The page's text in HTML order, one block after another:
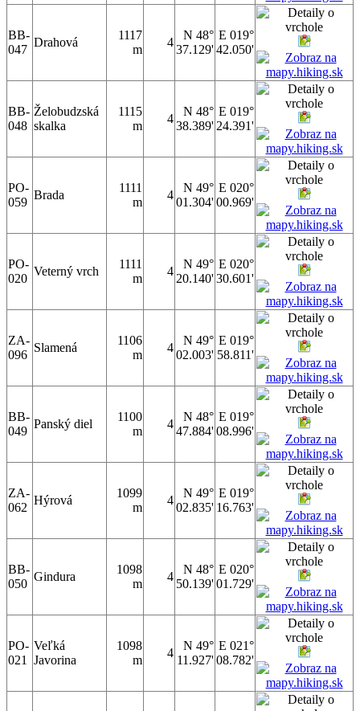
BB-
047
Drahová
1117
m
4
N 48°
37.129'
E 019°
42.050'
BB-
048
Želobudzská
skalka
1115
m
4
N 48°
38.389'
E 019°
24.391'
PO-
059
Brada
1111
m
4
N 49°
01.304'
E 020°
00.969'
PO-
020
Veterný vrch
1111
m
4
N 49°
20.140'
E 020°
30.601'
ZA-
096
Slamená
1106
m
4
N 49°
02.003'
E 019°
58.811'
BB-
049
Panský diel
1100
m
4
N 48°
47.884'
E 019°
08.996'
ZA-
062
Hýrová
1099
m
4
N 49°
02.835'
E 019°
16.763'
BB-
050
Gindura
1098
m
4
N 48°
50.139'
E 020°
01.729'
PO-
021
Veľká
Javorina
1098
m
4
N 49°
11.927'
E 021°
08.782'